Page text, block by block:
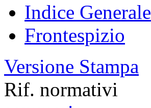
Indice Generale
Frontespizio
Versione Stampa
Rif. normativi